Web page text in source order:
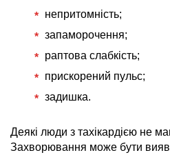
непритомність;
запаморочення;
раптова слабкість;
прискорений пульс;
задишка.
Деякі люди з тахікардією не
Захворювання може бути